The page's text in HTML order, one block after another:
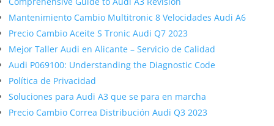
Mantenimiento Cambio Multitronic 8 Velocidades Audi A6
Precio Cambio Aceite S Tronic Audi Q7 2023
Mejor Taller Audi en Alicante – Servicio de Calidad
Audi P069100: Understanding the Diagnostic Code
Política de Privacidad
Soluciones para Audi A3 que se para en marcha
Precio Cambio Correa Distribución Audi Q3 2023